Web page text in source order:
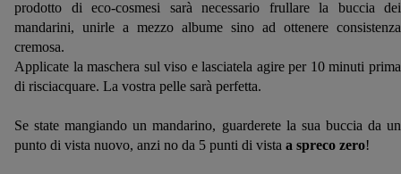
prodotto di eco-cosmesi sarà necessario frullare la buccia dei
mandarini, unirle a mezzo albume sino ad ottenere consistenza
cremosa.
Applicate la maschera sul viso e lasciatela agire per 10 minuti prima
di risciacquare. La vostra pelle sarà perfetta.
Se state mangiando un mandarino, guarderete la sua buccia da un
punto di vista nuovo, anzi no da 5 punti di vista a spreco zero!